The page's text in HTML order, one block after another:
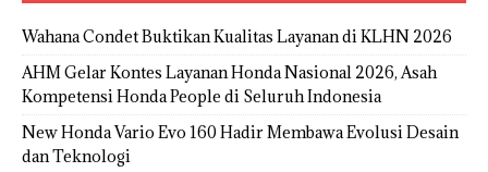
Wahana Condet Buktikan Kualitas Layanan di KLHN 2026
AHM Gelar Kontes Layanan Honda Nasional 2026, Asah
Kompetensi Honda People di Seluruh Indonesia
New Honda Vario Evo 160 Hadir Membawa Evolusi Desain
dan Teknologi